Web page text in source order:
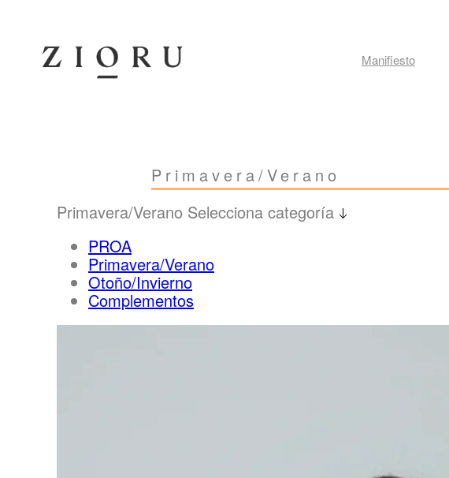
Manifiesto
Primavera/Verano
Primavera/Verano Selecciona categoría
PROA
Primavera/Verano
Otoño/Invierno
Complementos